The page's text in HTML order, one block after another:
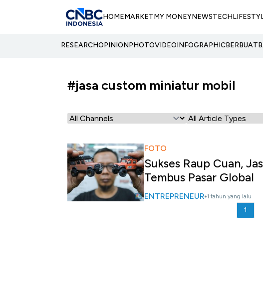
HOMEMARKETMY MONEYNEWSTECH
RESEARCHOPINIONPHOTOVIDEOINFOGRAPHIC
#jasa custom miniatur mobil
FOTO
Sukses Raup Cuan,
Tembus Pasar Global
ENTREPRENEUR 1 tahun yang lalu
1